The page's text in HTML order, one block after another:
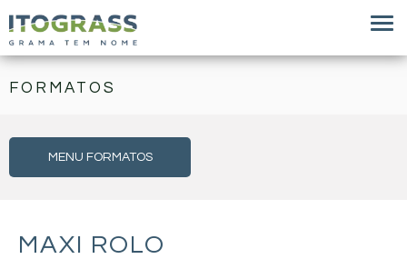
FORMATOS
MENU FORMATOS
MAXI ROLO